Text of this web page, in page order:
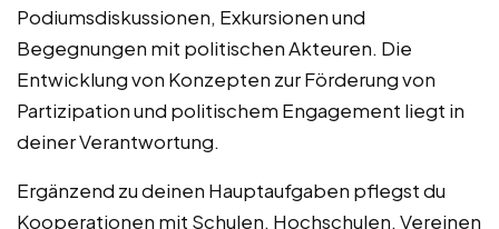
Podiumsdiskussionen, Exkursionen und
Begegnungen mit politischen Akteuren. Die
Entwicklung von Konzepten zur Förderung von
Partizipation und politischem Engagement liegt in
deiner Verantwortung.
Ergänzend zu deinen Hauptaufgaben pflegst du
Kooperationen mit Schulen, Hochschulen, Vereinen